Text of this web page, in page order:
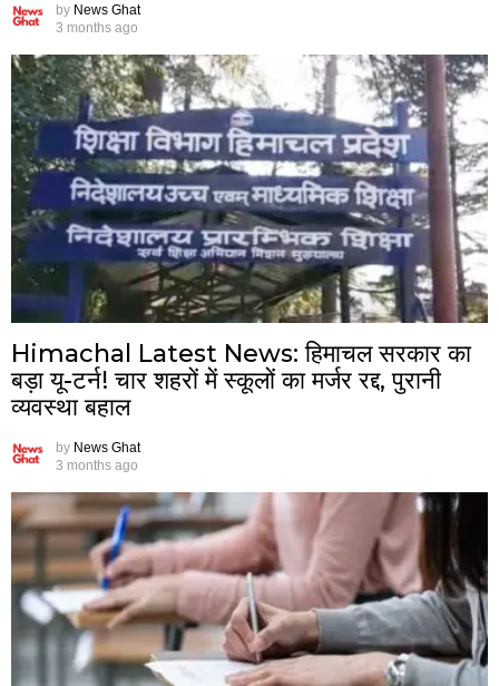
by News Ghat
3 months ago
Himachal Latest News: हिमाचल सरकार का
बड़ा यू-टर्न! चार शहरों में स्कूलों का मर्जर रद्द, पुरानी
व्यवस्था बहाल
by News Ghat
3 months ago